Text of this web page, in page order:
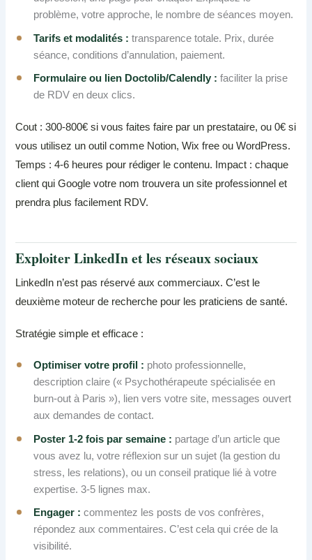
problème, votre approche, le nombre de séances moyen.
Tarifs et modalités : transparence totale. Prix, durée
séance, conditions d’annulation, paiement.
Formulaire ou lien Doctolib/Calendly : faciliter la prise
de RDV en deux clics.
Cout : 300-800€ si vous faites faire par un prestataire, ou 0€ si
vous utilisez un outil comme Notion, Wix free ou WordPress.
Temps : 4-6 heures pour rédiger le contenu. Impact : chaque
client qui Google votre nom trouvera un site professionnel et
prendra plus facilement RDV.
Exploiter LinkedIn et les réseaux sociaux
LinkedIn n’est pas réservé aux commerciaux. C’est le
deuxième moteur de recherche pour les praticiens de santé.
Stratégie simple et efficace :
Optimiser votre profil : photo professionnelle,
description claire (« Psychothérapeute spécialisée en
burn-out à Paris »), lien vers votre site, messages ouvert
aux demandes de contact.
Poster 1-2 fois par semaine : partage d’un article que
vous avez lu, votre réflexion sur un sujet (la gestion du
stress, les relations), ou un conseil pratique lié à votre
expertise. 3-5 lignes max.
Engager : commentez les posts de vos confrères,
répondez aux commentaires. C’est cela qui crée de la
visibilité.